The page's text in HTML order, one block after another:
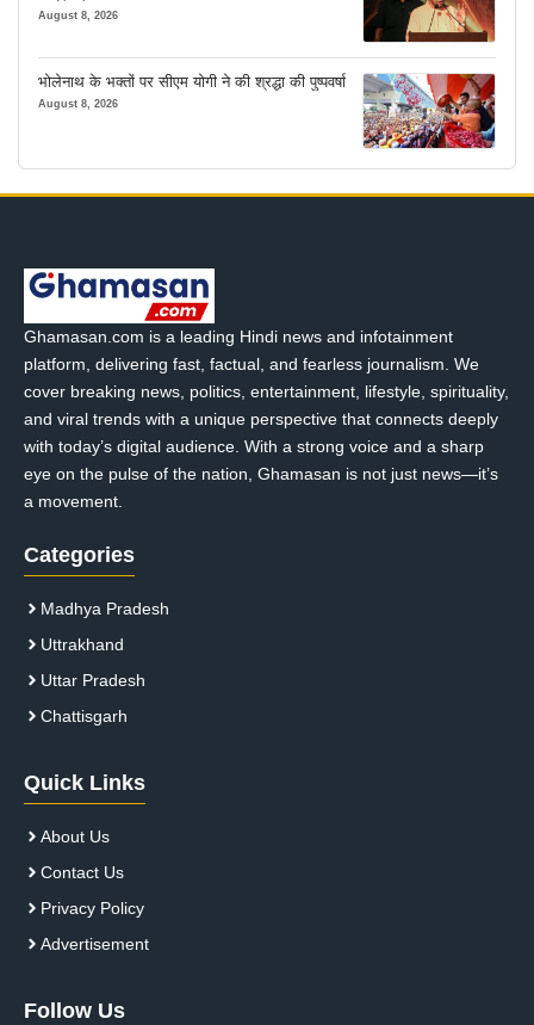
August 8, 2026
भोलेनाथ के भक्तों पर सीएम योगी ने की श्रद्धा की पुष्पवर्षा
August 8, 2026
Ghamasan.com is a leading Hindi news and infotainment
platform, delivering fast, factual, and fearless journalism. We
cover breaking news, politics, entertainment, lifestyle, spirituality,
and viral trends with a unique perspective that connects deeply
with today’s digital audience. With a strong voice and a sharp
eye on the pulse of the nation, Ghamasan is not just news—it’s
a movement.
Categories
Madhya Pradesh
Uttrakhand
Uttar Pradesh
Chattisgarh
Quick Links
About Us
Contact Us
Privacy Policy
Advertisement
Follow Us